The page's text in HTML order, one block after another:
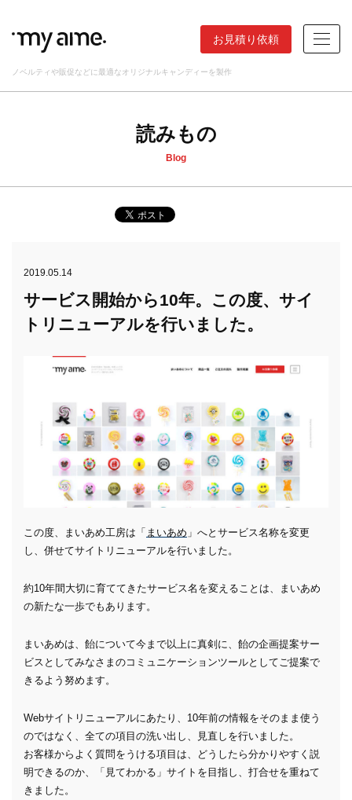
ノベルティや販促などに最適なオリジナルキャンディーを製作
お見積り依頼
読みもの
Blog
2019.05.14
サービス開始から10年。この度、サイ
トリニューアルを行いました。
この度、まいあめ工房は「 まいあめ 」へとサービス名称を変更
し、併せてサイトリニューアルを行いました。
約10年間大切に育ててきたサービス名を変えることは、まいあめ
の新たな一歩でもあります。
まいあめは、飴について今まで以上に真剣に、飴の企画提案サー
ビスとしてみなさまのコミュニケーションツールとしてご提案で
きるよう努めます。
Webサイトリニューアルにあたり、10年前の情報をそのまま使う
のではなく、全ての項目の洗い出し、見直しを行いました。
お客様からよく質問をうける項目は、どうしたら分かりやすく説
明できるのか、「見てわかる」サイトを目指し、打合せを重ねて
きました。